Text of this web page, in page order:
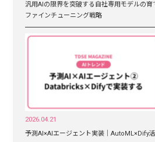
汎用AIの限界を突破する自社専用モデルの
ファインチューニング戦略
2026.04.21
予測AI×AIエージェント実装｜AutoML×Dify